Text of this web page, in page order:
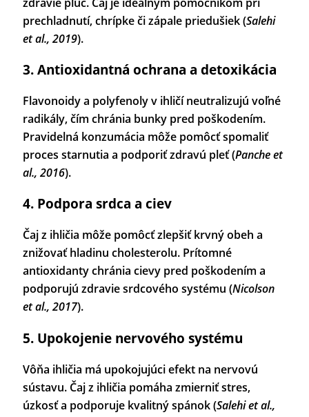
prechladnutí, chrípke či zápale priedušiek (Salehi
et al., 2019).
3. Antioxidantná ochrana a detoxikácia
Flavonoidy a polyfenoly v ihličí neutralizujú voľné
radikály, čím chránia bunky pred poškodením.
Pravidelná konzumácia môže pomôcť spomaliť
proces starnutia a podporiť zdravú pleť (Panche et
al., 2016).
4. Podpora srdca a ciev
Čaj z ihličia môže pomôcť zlepšiť krvný obeh a
znižovať hladinu cholesterolu. Prítomné
antioxidanty chránia cievy pred poškodením a
podporujú zdravie srdcového systému (Nicolson
et al., 2017).
5. Upokojenie nervového systému
Vôňa ihličia má upokojujúci efekt na nervovú
sústavu. Čaj z ihličia pomáha zmierniť stres,
úzkosť a podporuje kvalitný spánok (Salehi et al.,